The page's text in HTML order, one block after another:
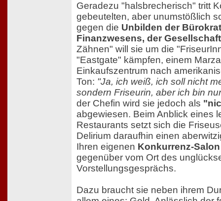
Geradezu "halsbrecherisch" tritt
gebeutelten, aber unumstößlich
gegen die Unbilden der
Finanzwesens, der Gesellschaft
Zähnen" will sie um die
"Eastgate" kämpfen, einem
Einkaufszentrum nach
Ton: "Ja, ich weiß, ich soll nicht
sondern Friseurin, aber ich bin
der Chefin wird sie jedoch als
abgewiesen. Beim Anblick eines
Restaurants setzt sich die
Delirium daraufhin einen
Ihren eigenen Konkurrenz-Salon
gegenüber vom Ort des
Vorstellungsgesprächs.
Dazu braucht sie neben ihrem